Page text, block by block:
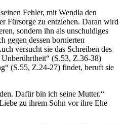
Fehler, mit Wendla den
Fürsorge zu entziehen. Daran wird
sondern ihn als unschuldiges
gegen dessen bornierten
versucht sie das Schreiben des
(S.53, Z.36-38)
(S.55, Z.24-27) findet, beruft sie
Dafür bin ich seine Mutter.“
zu ihrem Sohn vor ihre Ehe